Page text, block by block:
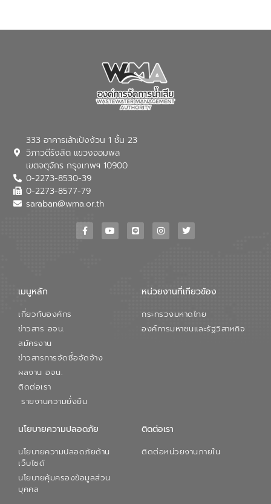
ณ เทศบาลตำบลบางเลน จังหวัดนครปฐม
333 อาคารเล้าเป้งง้วน 1 ชั้น 23
วิภาวดีรังสิต แขวงจอมพล
เขตจตุจักร กรุงเทพฯ 10900
0-2273-8530-39
0-2273-8577-79
saraban@wma.or.th
เมนูหลัก
เกี่ยวกับองค์กร
ข่าวสาร อจน.
สมัครงาน
ข่าวสารการจัดซื้อจัดจ้าง
ผลงาน อจน.
ติดต่อเรา
รายงานความยั่งยืน
หน่วยงานที่เกียวข้อง
กระทรวงมหาดไทย
องค์การมหาชนและรัฐวิสาหกิจ
นโยบายความปลอดภัย
นโยบายความปลอดภัยด้าน
เว็บไซต์
นโยบายคุ้มครองข้อมูลส่วน
บุคคล
ติดต่อเรา
ติดต่อหน่วยงานภายใน